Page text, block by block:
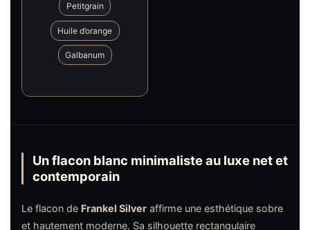
Petitgrain
Huile d’orange
Galbanum
Un flacon blanc minimaliste au luxe net et
contemporain
Le flacon de Frankel Silver affirme une esthétique sobre
et hautement moderne. Sa silhouette rectangulaire